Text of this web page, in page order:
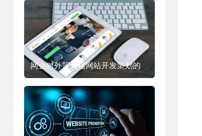
设计师要求？
网企对外贸高端网站开发策划的
方案